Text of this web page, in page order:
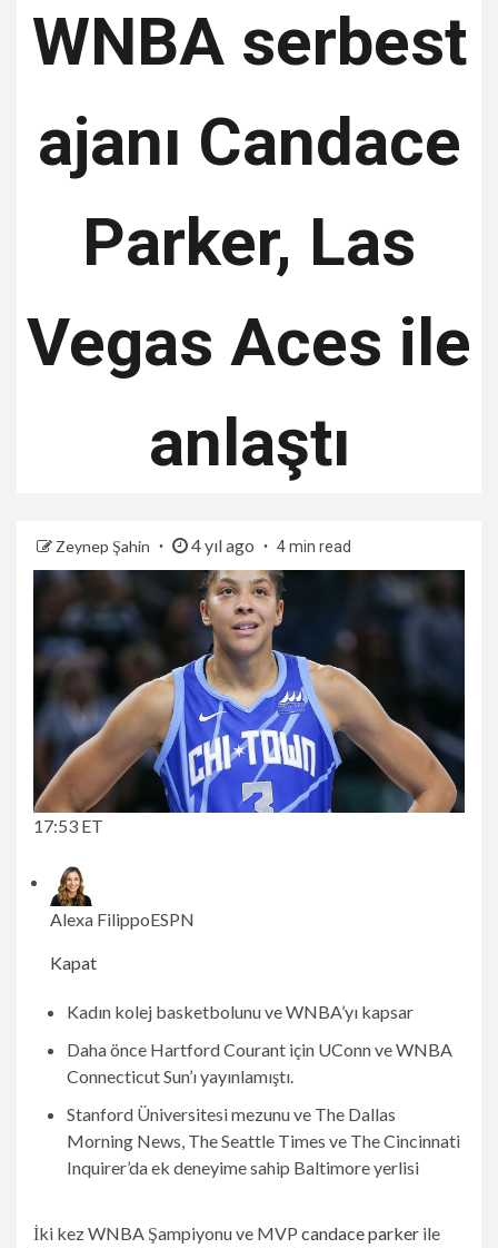
WNBA serbest
ajanı Candace
Parker, Las
Vegas Aces ile
anlaştı
Zeynep Şahin 4 yıl ago 4 min read
17:53 ET
Alexa FilippoESPN
Kapat
Kadın kolej basketbolunu ve WNBA’yı kapsar
Daha önce Hartford Courant için UConn ve WNBA
Connecticut Sun’ı yayınlamıştı.
Stanford Üniversitesi mezunu ve The Dallas
Morning News, The Seattle Times ve The Cincinnati
Inquirer’da ek deneyime sahip Baltimore yerlisi
İki kez WNBA Şampiyonu ve MVP candace parker ile